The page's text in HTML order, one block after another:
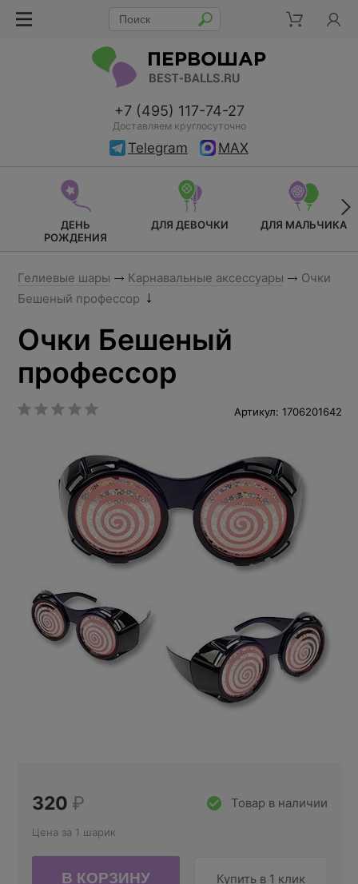
+7 (495) 117-74-27
Доставляем круглосуточно
Telegram MAX
ДЕНЬ
РОЖДЕНИЯ
ДЛЯ ДЕВОЧКИ ДЛЯ МАЛЬЧИКА
Гелиевые шары Карнавальные аксессуары
Очки
Бешеный профессор
Очки Бешеный
профессор
Артикул: 1706201642
Товар в наличии
320 ₽
Цена за 1 шарик
Купить в 1 клик